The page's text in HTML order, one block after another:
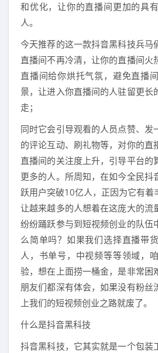
和优化，让你的直播间更加的具
人。
今天推荐的这一款抖音黑科技兵马
直播间不再冷清，让你的直播间火
直播间给你烘托气氛，避免直播
景，让进入你直播间的人驻留更长
走；
同时它会引导观看的人员点赞、发
的评论互动、刷礼物等，对你的直
直播间的关注度上升，引导平台的
更多的人。所周知，在如今全民抖
跃用户突破10亿人，正因为它有着
让越来越多的人想着在这庞大的流
纷纷踊跃参与到短视频创业的队伍
么简单吗？如果我们选择直播带
人，书单号，中视频等等领域，
验，想在上面捞一桶金，是非常困
朋友们都深有体会，如果没有粉丝
上我们的短视频创业之路就废了。
什么是抖音黑科技
抖音黑科技，它其实就是一个包装